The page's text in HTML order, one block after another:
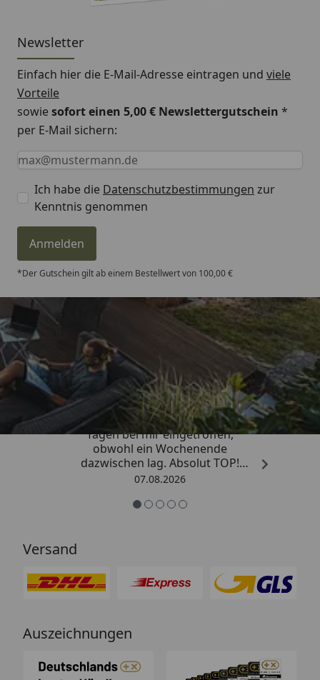
Newsletter
Einfach hier die E-Mail-Adresse eintragen und viele
Vorteile
sowiesofort einen 5,00 € Newslettergutschein *
per E-Mail sichern:
Keine Eingabe erforderlich
Eingabe erforderlich
E-Mail *
Ich habe die Datenschutzbestimmungen zur
Kenntnis genommen
Anmelden
*Der Gutschein gilt ab einem Bestellwert von 100,00 €
Trusted Shops
4,81/ 5
„Die Bestellung ist innerhalb von 4
Tagen bei mir eingetroffen,
obwohl ein Wochenende
dazwischen lag. Absolut TOP!
Sicherlich nicht die letzte
so.“
07.08.2026
Versand
Auszeichnungen